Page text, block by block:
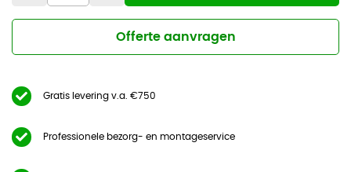
Offerte aanvragen
Gratis levering v.a. €750
Professionele bezorg- en montageservice